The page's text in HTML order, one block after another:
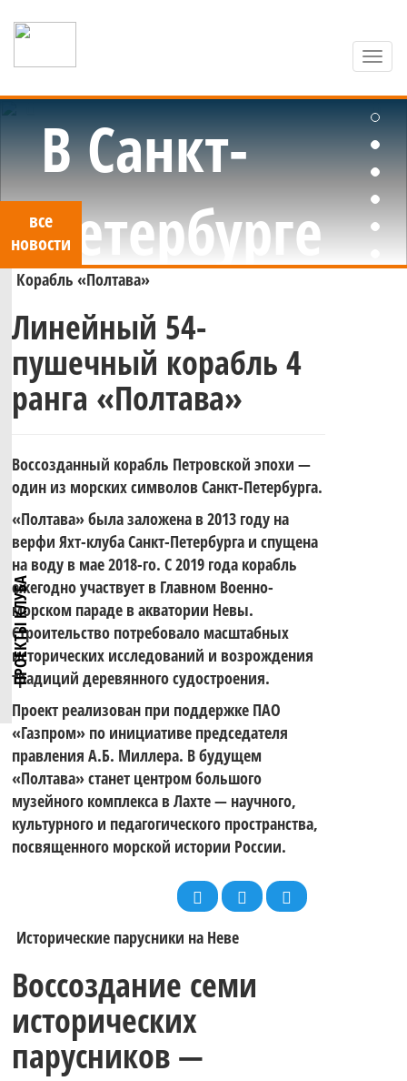
Яхт-клуб Санкт-Петербурга
В Санкт-
Петербурге
стартовало
первенство
по
парусному
спорту
Стартовал
четвёртый
этап Кубка
«Школы на
крыле» —
серии
соревнований
для
спортсменов
Поздравляем
с 330-
летием
Военно-
Морского
Флота
России всех
Ветер
закаляет
характер.
Итоги 3-го
все
новости
ПРОЕКТЫ КЛУБА
Корабль «Полтава»
Линейный 54-
пушечный корабль 4
ранга «Полтава»
Воссозданный корабль Петровской эпохи —
один из морских символов Санкт-Петербурга.
«Полтава» была заложена в 2013 году на
верфи Яхт-клуба Санкт-Петербурга и спущена
на воду в мае 2018-го. С 2019 года корабль
ежегодно участвует в Главном Военно-
морском параде в акватории Невы.
Строительство потребовало масштабных
исторических исследований и возрождения
традиций деревянного судостроения.
Проект реализован при поддержке ПАО
«Газпром» по инициативе председателя
правления А.Б. Миллера. В будущем
«Полтава» станет центром большого
музейного комплекса в Лахте — научного,
культурного и педагогического пространства,
посвященного морской истории России.
Исторические парусники на Неве
Воссоздание семи
исторических
парусников —